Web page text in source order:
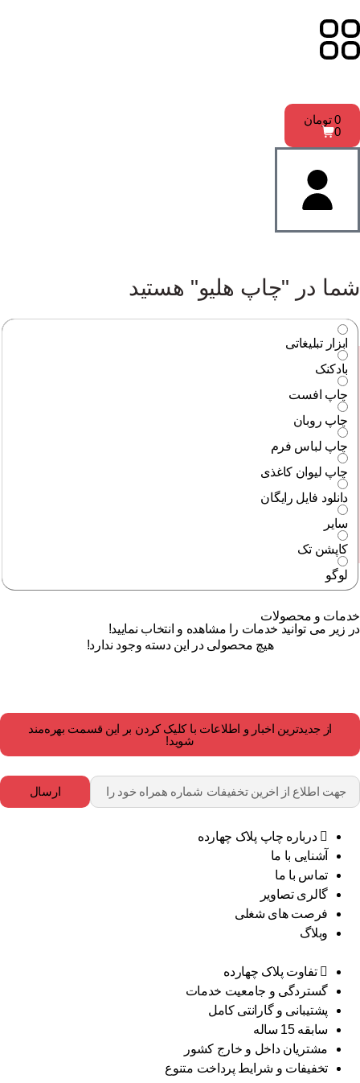
0 تومان
0
شما در "چاپ هلیو" هستید
ابزار تبلیغاتی
بادکنک
چاپ افست
چاپ روبان
چاپ لباس فرم
چاپ لیوان کاغذی
دانلود فایل رایگان
سایر
کاپشن تک
لوگو
خدمات و محصولات
در زیر می توانید خدمات را مشاهده و انتخاب نمایید!
هیچ محصولی در این دسته وجود ندارد!
از جدیدترین اخبار و اطلاعات با کلیک کردن بر این قسمت بهره‌مند
شوید!
ارسال
درباره چاپ پلاک چهارده
آشنایی با ما
تماس با ما
گالری تصاویر
فرصت های شغلی
وبلاگ
تفاوت پلاک چهارده
گستردگی و جامعیت خدمات
پشتیبانی و گارانتی کامل
سابقه 15 ساله
مشتریان داخل و خارج کشور
تخفیفات و شرایط پرداخت متنوع